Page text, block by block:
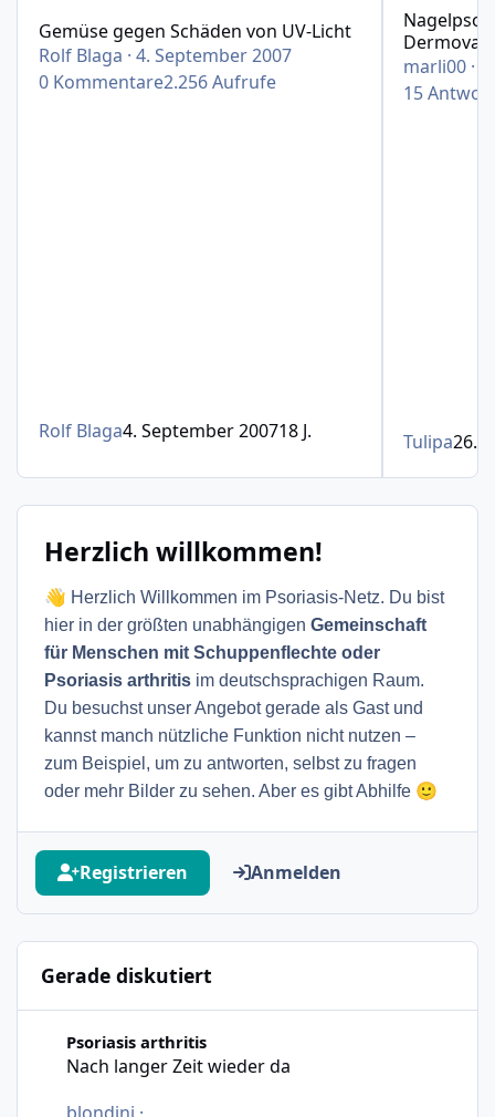
Gemüse gegen Schäden von UV-Licht
Rolf Blaga ·4. September 2007
0 Kommentare2.256Aufrufe
Rolf Blaga4. September 200718 J.
marli00 ·
15
Tulipa26.
Herzlich willkommen!
👋 Herzlich Willkommen im Psoriasis-Netz. Du bist
hier in der größten unabhängigen Gemeinschaft
für Menschen mit Schuppenflechte oder
Psoriasis arthritis im deutschsprachigen Raum.
Du besuchst unser Angebot gerade als Gast und
kannst manch nützliche Funktion nicht nutzen –
zum Beispiel, um zu antworten, selbst zu fragen
oder mehr Bilder zu sehen. Aber es gibt Abhilfe 🙂
Registrieren Anmelden
Gerade diskutiert
Psoriasis arthritis
Nach langer Zeit wieder da